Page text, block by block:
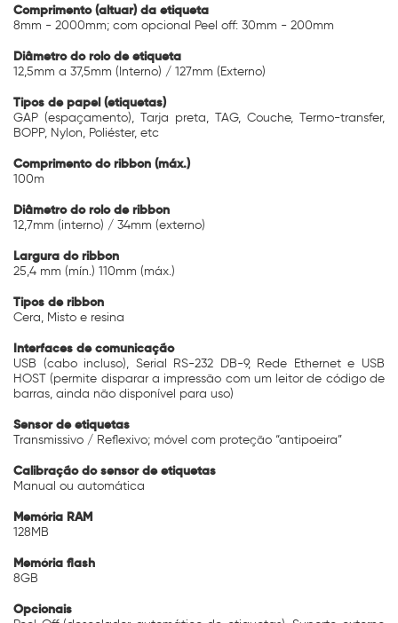
Comprimento (altuar) da etiqueta
8mm - 2000mm; com opcional Peel off: 30mm - 200mm
Diâmetro do rolo de etiqueta
12,5mm a 37,5mm (Interno) / 127mm (Externo)
Tipos de papel (etiquetas)
GAP (espaçamento), Tarja preta, TAG, Couche, Termo-transfer,
BOPP, Nylon, Poliéster, etc
Comprimento do ribbon (máx.)
100m
Diâmetro do rolo de ribbon
12,7mm (interno) / 34mm (externo)
Largura do ribbon
25,4 mm (mín.) 110mm (máx.)
Tipos de ribbon
Cera, Misto e resina
Interfaces de comunicação
USB (cabo incluso), Serial RS-232 DB-9, Rede Ethernet e USB
HOST (permite disparar a impressão com um leitor de código de
barras, ainda não disponível para uso)
Sensor de etiquetas
Transmissivo / Reflexivo; móvel com proteção “antipoeira”
Calibração do sensor de etiquetas
Manual ou automática
Memória RAM
128MB
Memória flash
8GB
Opcionais